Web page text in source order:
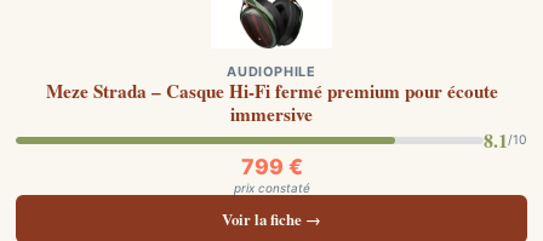
AUDIOPHILE
Meze Strada – Casque Hi-Fi fermé premium pour écoute
immersive
8.1/10
799 €
prix constaté
Voir la fiche →